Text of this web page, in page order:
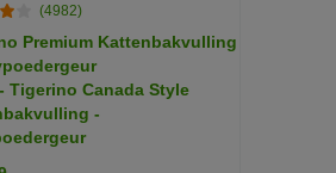
(4982)
Premium Kattenbakvulling
Tigerino Canada Style
-